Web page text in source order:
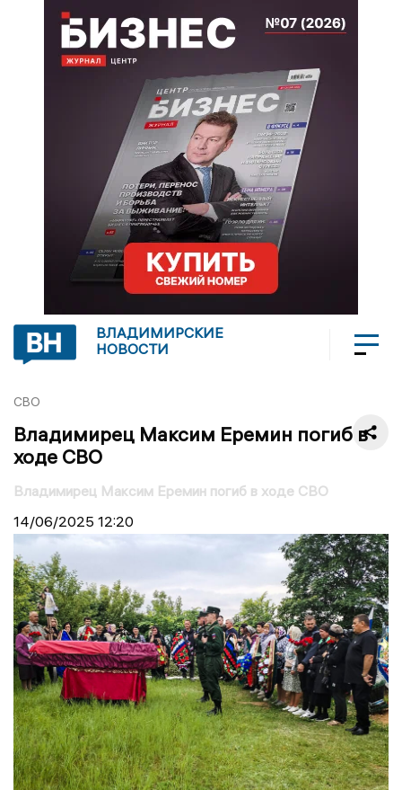
ВЛАДИМИРСКИЕ
НОВОСТИ
СВО
Владимирец Максим Еремин погиб в
ходе СВО
Владимирец Максим Еремин погиб в ходе СВО
14/06/2025 12:20